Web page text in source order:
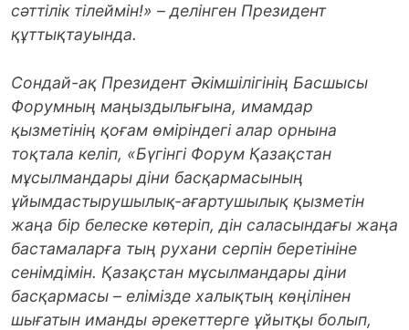
сәттілік тілеймін!» – делінген Президент
құттықтауында.
Сондай-ақ Президент Әкімшілігінің Басшысы
Форумның маңыздылығына, имамдар
қызметінің қоғам өміріндегі алар орнына
тоқтала келіп, «Бүгінгі Форум Қазақстан
мұсылмандары діни басқармасының
ұйымдастырушылық-ағартушылық қызметін
жаңа бір белеске көтеріп, дін саласындағы жаңа
бастамаларға тың рухани серпін беретініне
сенімдімін. Қазақстан мұсылмандары діни
басқармасы – елімізде халықтың көңілінен
шығатын иманды әрекеттерге ұйытқы болып,